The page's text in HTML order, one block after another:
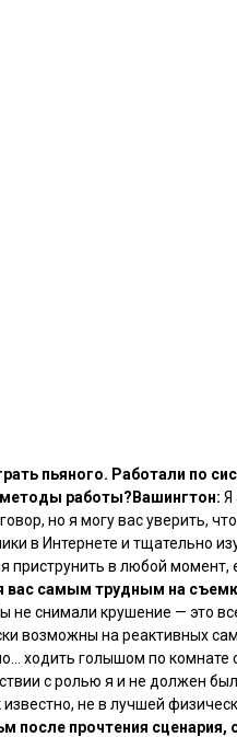
пьяного. Работали по
методы работы? Вашингтон: Я
но я могу вас уверить,
в Интернете и тщательно
приструнить в любой момент,
вас самым трудным на
не снимали крушение — это
возможны на реактивных
ходить голышом по комнате
с ролью я и не должен
не в лучшей
после прочтения сценария,